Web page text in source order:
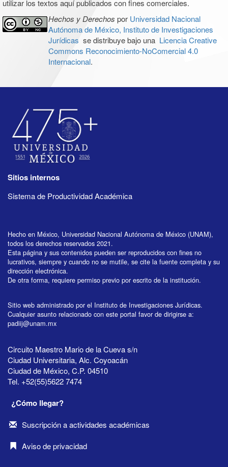
utilizar los textos aquí publicados con fines comerciales.
Hechos y Derechos por Universidad Nacional
Autónoma de México, Instituto de Investigaciones
Jurídicas se distribuye bajo una Licencia Creative
Commons Reconocimiento-NoComercial 4.0
Internacional.
Sitios internos
Sistema de Productividad Académica
Hecho en México, Universidad Nacional Autónoma de México (UNAM),
todos los derechos reservados 2021.
Esta página y sus contenidos pueden ser reproducidos con fines no
lucrativos, siempre y cuando no se mutile, se cite la fuente completa y su
dirección electrónica.
De otra forma, requiere permiso previo por escrito de la institución.
Sitio web administrado por el Instituto de Investigaciones Jurídicas.
Cualquier asunto relacionado con este portal favor de dirigirse a:
padiij@unam.mx
Circuito Maestro Mario de la Cueva s/n
Ciudad Universitaria, Alc. Coyoacán
Ciudad de México, C.P. 04510
Tel. +52(55)5622 7474
¿Cómo llegar?
Suscripción a actividades académicas
Aviso de privacidad